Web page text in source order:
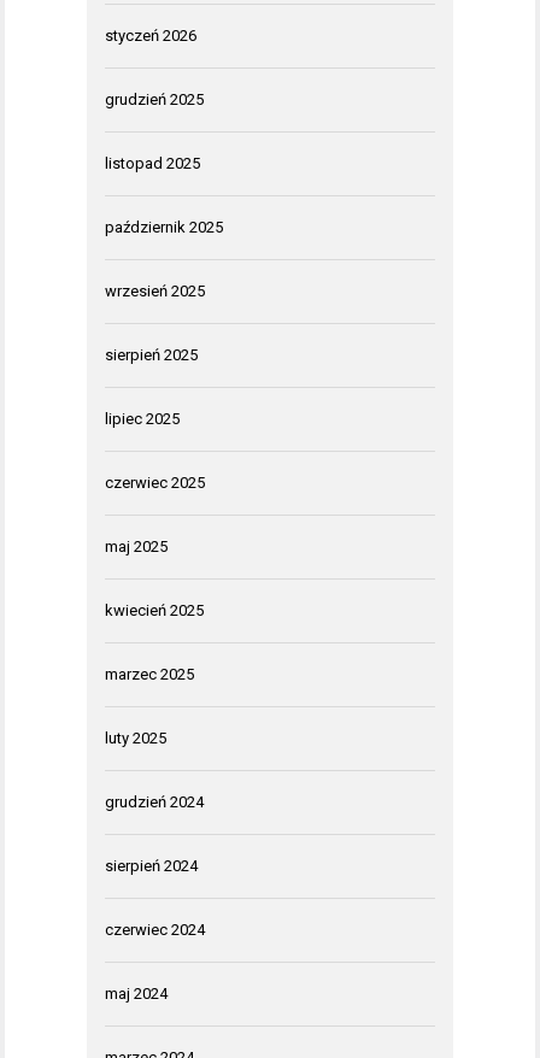
styczeń 2026
grudzień 2025
listopad 2025
październik 2025
wrzesień 2025
sierpień 2025
lipiec 2025
czerwiec 2025
maj 2025
kwiecień 2025
marzec 2025
luty 2025
grudzień 2024
sierpień 2024
czerwiec 2024
maj 2024